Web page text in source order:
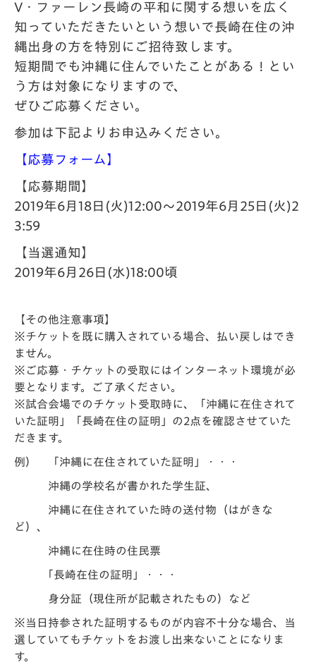
V・ファーレン長崎の平和に関する 想いを広く
知っていただきたいという想いで長崎在住の沖
縄出身の方を特別にご招待致します。
短期間でも沖縄に住んでいたことがある！とい
う方は対象になりますので、
ぜひご応募ください。
参加は下記よりお申込みください。
【応募フォーム】
【応募期間】
2019年6月18日(火)12:00〜2019年6月25日(火)2
3:59
【当選通知】
2019年6月26日(水)18:00頃
【その他注意事項】
※チケットを既に購入されている場合、払い戻しはでき
ません。
※ご応募・チケットの受取にはインターネット環境が必
要となります。ご了承ください。
※試合会場でのチケット受取時に、「沖縄に在住されて
いた証明」「長崎在住の証明」の2点を確認させていた
だきます。
例） 「沖縄に在住されていた証明」・・・
沖縄の学校名が書かれた学生証、
沖縄に在住されていた時の送付物（はがきな
ど）、
沖縄に在住時の住民票
「長崎在住の証明」・・・
身分証（現住所が記載されたもの）など
※当日持参された証明するものが内容不十分な場合、当
選していてもチケットをお渡し出来ないことになりま
す。